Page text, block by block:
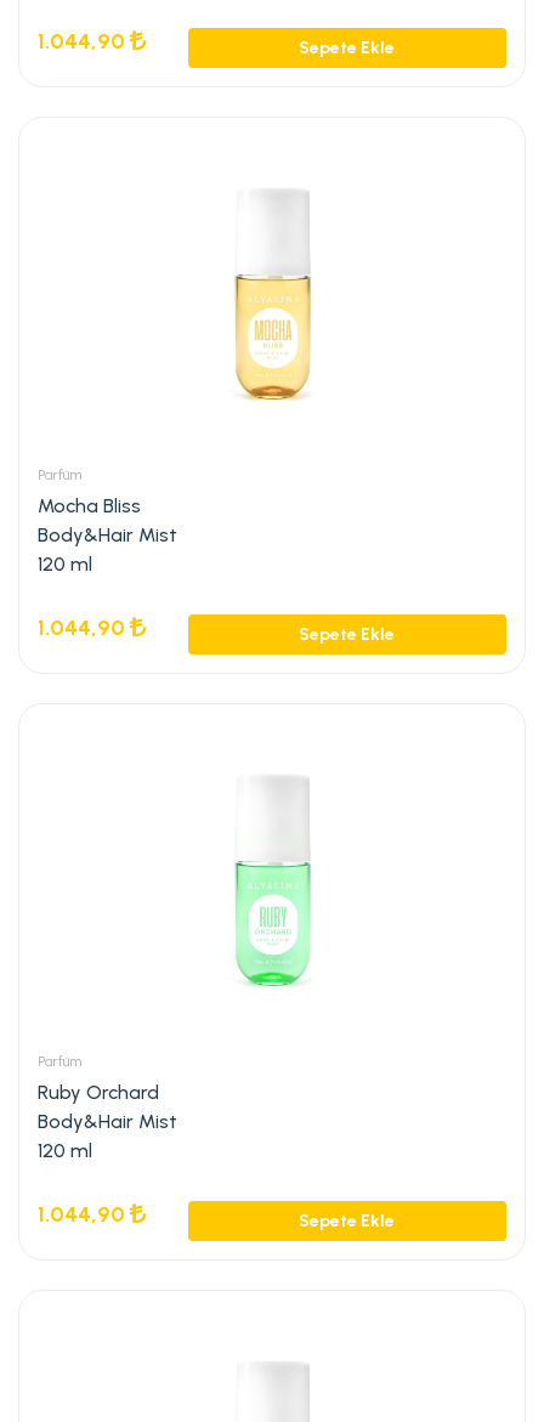
1.044,90 Sepete Ekle
Parfüm
Mocha Bliss
Body&Hair Mist
120 ml
1.044,90 Sepete Ekle
Parfüm
Ruby Orchard
Body&Hair Mist
120 ml
1.044,90 Sepete Ekle